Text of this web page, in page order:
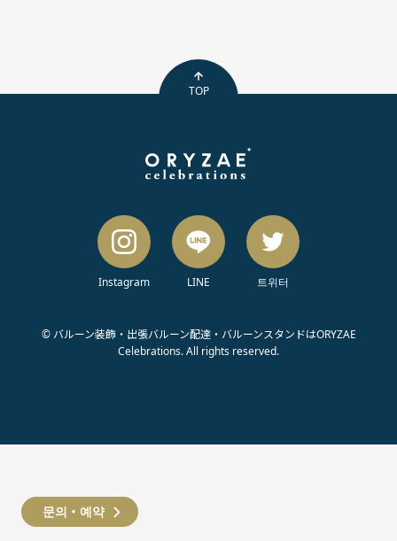
TOP
Instagram LINE 트위터
© バルーン装飾・出張バルーン配達・バルーンスタンドはORYZAE
Celebrations. All rights reserved.
문의・예약